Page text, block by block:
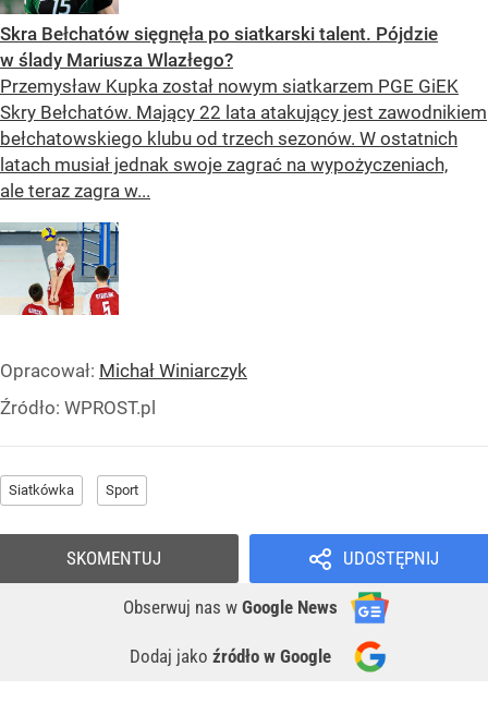
Skra Bełchatów sięgnęła po siatkarski talent. Pójdzie
w ślady Mariusza Wlazłego?
Przemysław Kupka został nowym siatkarzem PGE GiEK
Skry Bełchatów. Mający 22 lata atakujący jest zawodnikiem
bełchatowskiego klubu od trzech sezonów. W ostatnich
latach musiał jednak swoje zagrać na wypożyczeniach,
ale teraz zagra w...
Opracował: Michał Winiarczyk
Źródło: WPROST.pl
Siatkówka Sport
UDOSTĘPNIJ
Obserwuj nas w Google News
Dodaj jako źródło w Google
SKOMENTUJ